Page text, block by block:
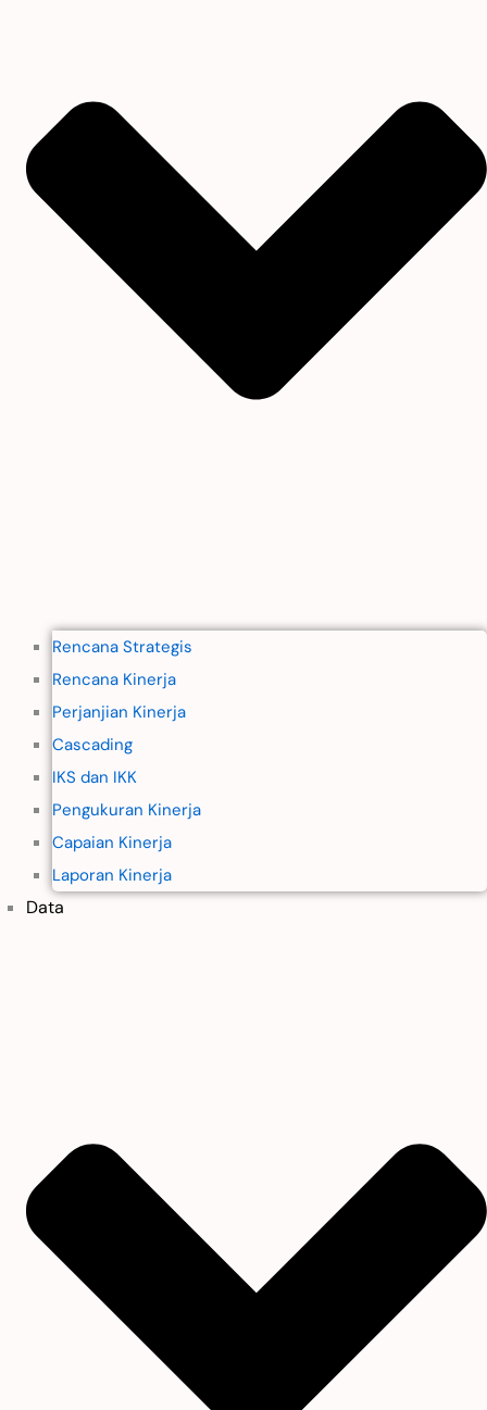
Rencana Strategis
Rencana Kinerja
Perjanjian Kinerja
Cascading
IKS dan IKK
Pengukuran Kinerja
Capaian Kinerja
Laporan Kinerja
Data